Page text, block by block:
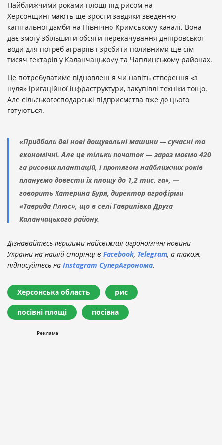
Найближчими роками площі під рисом на
Херсонщині мають ще зрости завдяки зведенню
капітальної дамби на Північно-Кримському каналі. Вона
дає змогу збільшити обсяги перекачування дніпровської
води для потреб аграріїв і зробити поливними ще сім
тисяч гектарів у Каланчацькому та Чаплинському районах.
Це потребуватиме відновлення чи навіть створення «з
нуля» іригаційної інфраструктури, закупівлі техніки тощо.
Але сільськогосподарські підприємства вже до цього
готуються.
«Придбали дві нові дощувальні машини — сучасні та
економічні. Але це тільки початок — зараз маємо 420
га рисових плантацій, і протягом найближчих років
плануємо довести їх площу до 1,2 тис. га», —
говорить Катерина Буря, директор агрофірми
«Таврида Плюс», що в селі Гаврилівка Друга
Каланчацького району.
Дізнавайтесь першими найсвіжіші агрономічні новини
України на нашій сторінці в Facebook, Telegram, а також
підписуйтесь на Instagram СуперАгронома.
Херсонська область рис
посівні площі посівна